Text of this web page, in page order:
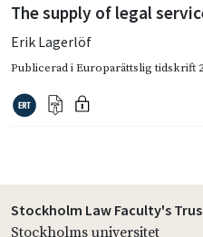
The supply of legal
Erik Lagerlöf
Publicerad iEuroparättslig tidskrift
Stockholm Law Faculty's
Stockholms universitet